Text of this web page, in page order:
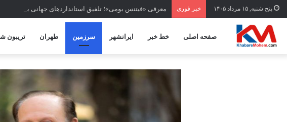
پنج شنبه, ۱۵ مرداد ۱۴۰۵ خبر فوری معرفی «فیتنس بومی»؛ تلفیق استانداردهای جهانی با میراث
صفحه اصلی خط خبر ایرانشهر سرزمین طهران تریبون